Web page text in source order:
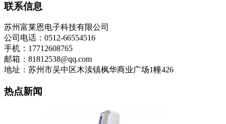
联系信息
苏州富莱恩电子科技有限公司
公司电话：0512-66554516
手机：17712608765
邮箱：81812538@qq.com
地址：苏州市吴中区木渎镇枫华商业广场1幢426
热点新闻